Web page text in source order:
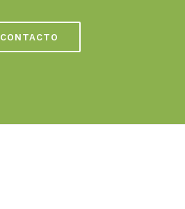
CONTACTO